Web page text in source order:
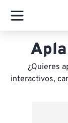
¿Quieres
interactivos,